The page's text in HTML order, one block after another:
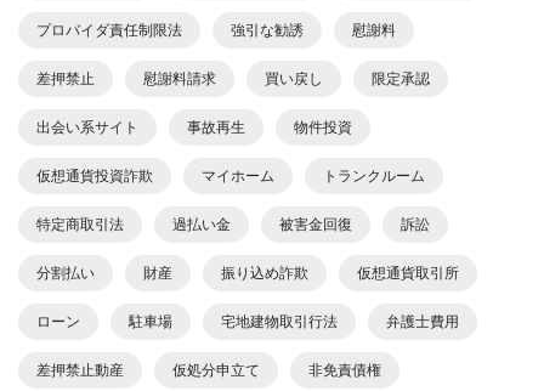
プロバイダ責任制限法 強引な勧誘 慰謝料
差押禁止 慰謝料請求 買い戻し 限定承認
出会い系サイト 事故再生 物件投資
仮想通貨投資詐欺 マイホーム トランクルーム
特定商取引法 過払い金 被害金回復 訴訟
分割払い 財産 振り込め詐欺 仮想通貨取引所
ローン 駐車場 宅地建物取引行法 弁護士費用
差押禁止動産 仮処分申立て 非免責債権